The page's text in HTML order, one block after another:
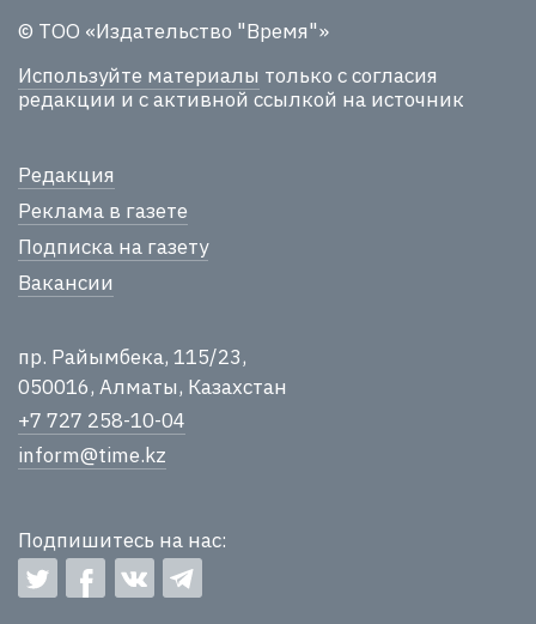
© ТОО «Издательство "Время"»
Используйте материалы только с согласия
редакции и с активной ссылкой на источник
Редакция
Реклама в газете
Подписка на газету
Вакансии
пр. Райымбека, 115/23,
050016, Алматы, Казахстан
+7 727 258-10-04
inform@time.kz
Подпишитесь на нас: